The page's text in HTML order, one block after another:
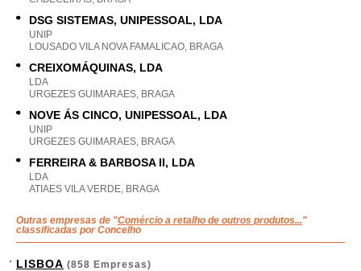
DSG SISTEMAS, UNIPESSOAL, LDA
UNIP
LOUSADO VILA NOVA FAMALICAO, BRAGA
CREIXOMÁQUINAS, LDA
LDA
URGEZES GUIMARAES, BRAGA
NOVE ÁS CINCO, UNIPESSOAL, LDA
UNIP
URGEZES GUIMARAES, BRAGA
FERREIRA & BARBOSA II, LDA
LDA
ATIAES VILA VERDE, BRAGA
Outras empresas de "Comércio a retalho de outros produtos..."
classificadas por Concelho
LISBOA (858 Empresas)